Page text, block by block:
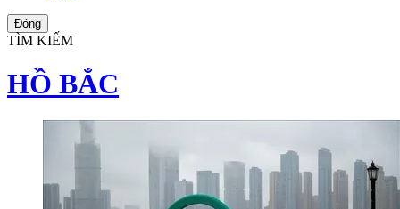
Đóng
TÌM KIẾM
HỒ BẮC